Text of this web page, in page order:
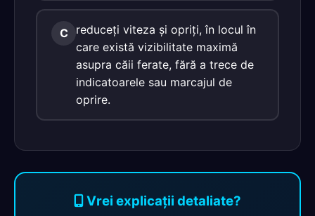
C
reduceţi viteza şi opriţi, în locul în
care există vizibilitate maximă
asupra căii ferate, fără a trece de
indicatoarele sau marcajul de
oprire.
Vrei explicații detaliate?